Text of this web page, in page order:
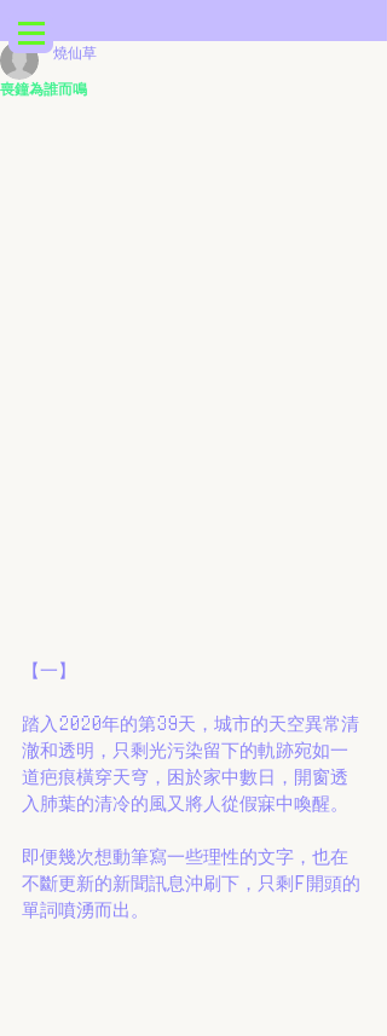
喪鐘為誰而鳴
燒仙草
【一】
踏入2020年的第39天，城市的天空異常清
澈和透明，只剩光污染留下的軌跡宛如一
道疤痕橫穿天穹，困於家中數日，開窗透
入肺葉的清冷的風又將人從假寐中喚醒。
即便幾次想動筆寫一些理性的文字，也在
不斷更新的新聞訊息沖刷下，只剩F開頭的
單詞噴湧而出。